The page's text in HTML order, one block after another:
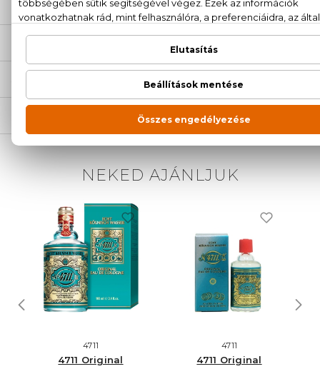
LEÍRÁS
NEKED AJÁNLJUK
4711
4711 Original
4711
4711 Original